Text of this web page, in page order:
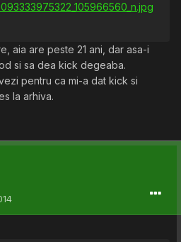
aia are peste 21 ani, dar asa-i
si sa dea kick degeaba.
pentru ca mi-a dat kick si
la arhiva.